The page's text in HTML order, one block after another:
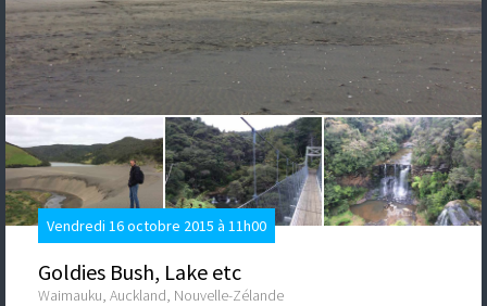
Vendredi 16 octobre 2015 à 11h00
Goldies Bush, Lake etc
Waimauku, Auckland, Nouvelle-Zélande